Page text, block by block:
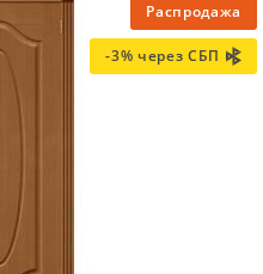
Распродажа
-3% через СБП